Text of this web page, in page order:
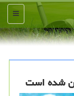
منو
شده است